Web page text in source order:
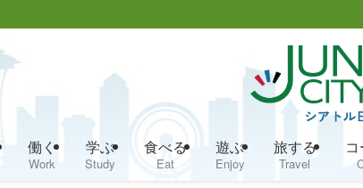
働く
Work
学ぶ
Study
食べる
Eat
遊ぶ
Enjoy
旅する
Travel